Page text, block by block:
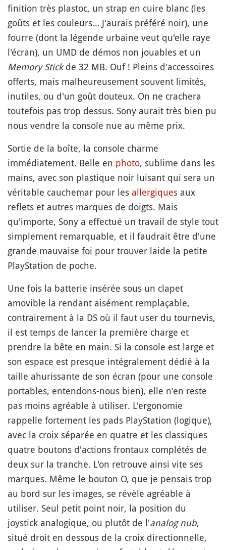
finition très plastoc, un strap en cuire blanc (les
goûts et les couleurs… J'aurais préféré noir), une
fourre (dont la légende urbaine veut qu'elle raye
l'écran), un UMD de démos non jouables et un
Memory Stickde 32 MB. Ouf ! Pleins d'accessoires
offerts, mais malheureusement souvent limités,
inutiles, ou d'un goût douteux. On ne crachera
toutefois pas trop dessus. Sony aurait très bien pu
nous vendre la console nue au même prix.
Sortie de la boîte, la console charme
immédiatement. Belle en photo, sublime dans les
mains, avec son plastique noir luisant qui sera un
véritable cauchemar pour les allergiques aux
reflets et autres marques de doigts. Mais
qu'importe, Sony a effectué un travail de style tout
simplement remarquable, et il faudrait être d'une
grande mauvaise foi pour trouver laide la petite
PlayStation de poche.
Une fois la batterie insérée sous un clapet
amovible la rendant aisément remplaçable,
contrairement à la DS où il faut user du tournevis,
il est temps de lancer la première charge et
prendre la bête en main. Si la console est large et
son espace est presque intégralement dédié à la
taille ahurissante de son écran (pour une console
portables, entendons-nous bien), elle n'en reste
pas moins agréable à utiliser. L'ergonomie
rappelle fortement les pads PlayStation (logique),
avec la croix séparée en quatre et les classiques
quatre boutons d'actions frontaux complétés de
deux sur la tranche. L'on retrouve ainsi vite ses
marques. Même le bouton O, que je pensais trop
au bord sur les images, se révèle agréable à
utiliser. Seul petit point noir, la position du
joystick analogique, ou plutôt de l'analog nub,
situé droit en dessous de la croix directionnelle,